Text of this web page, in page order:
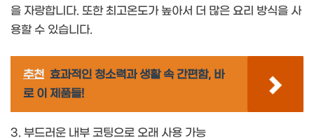
을 자랑합니다. 또한 최고온도가 높아서 더 많은 요리 방식을 사
용할 수 있습니다.
추천 효과적인 청소력과 생활 속 간편함, 바
로 이 제품들!
3. 부드러운 내부 코팅으로 오래 사용 가능